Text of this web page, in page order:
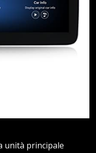
unità principale